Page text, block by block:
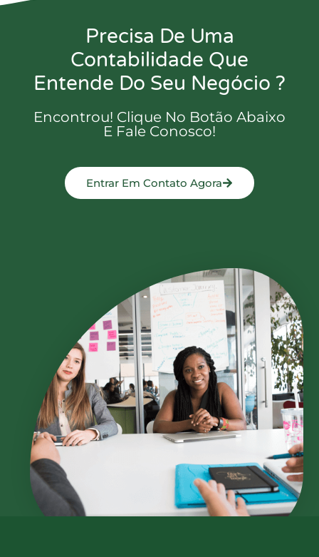
Precisa De Uma
Contabilidade Que
Entende Do Seu Negócio ?
Encontrou! Clique No Botão Abaixo
E Fale Conosco!
Entrar Em Contato Agora